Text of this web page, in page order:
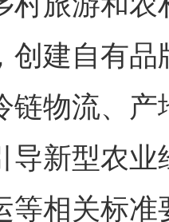
创建自有
链物流、
导新型农
等相关标